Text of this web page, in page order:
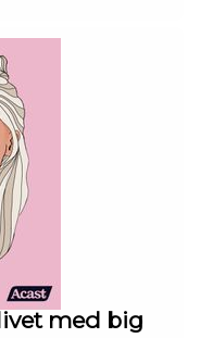
sliter litt med
Nok en influencer-
også
forhånd for litt
måtte
mikrofonene på
med big